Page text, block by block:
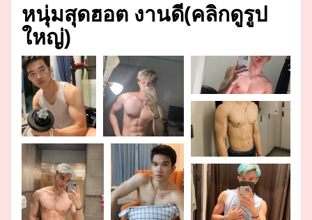
หนุ่มสุดฮอต งานดี(คลิกดูรูป
ใหญ่)